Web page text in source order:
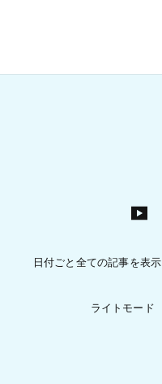
日付ごと全ての記事を表示
ライトモード